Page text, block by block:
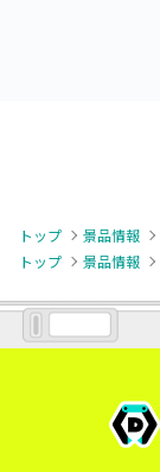
トップ 景品情報
トップ
景品情報